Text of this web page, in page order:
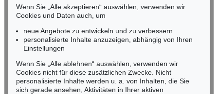
Mobil: +49 (0)171 8618661
n.kassel@kettererkunst.de
Keine Auktion mehr verpassen!
Wir informieren Sie rechtzeitig.
Wenn Sie „Alle akzeptieren“ auswählen, verwenden wir
Cookies und Daten auch, um
neue Angebote zu entwickeln und zu verbessern
personalisierte Inhalte anzuzeigen, abhängig von Ihren
Einstellungen
Wenn Sie „Alle ablehnen“ auswählen, verwenden wir
Cookies nicht für diese zusätzlichen Zwecke. Nicht
personalisierte Inhalte werden u. a. von Inhalten, die Sie
sich gerade ansehen, Aktivitäten in Ihrer aktiven